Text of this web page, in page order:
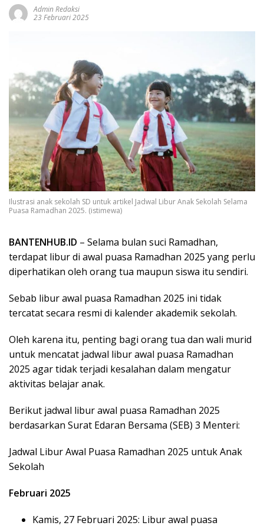
Admin Redaksi
23 Februari 2025
Ilustrasi anak sekolah SD untuk artikel Jadwal Libur Anak Sekolah Selama
Puasa Ramadhan 2025. (istimewa)
BANTENHUB.ID – Selama bulan suci Ramadhan,
terdapat libur di awal puasa Ramadhan 2025 yang perlu
diperhatikan oleh orang tua maupun siswa itu sendiri.
Sebab libur awal puasa Ramadhan 2025 ini tidak
tercatat secara resmi di kalender akademik sekolah.
Oleh karena itu, penting bagi orang tua dan wali murid
untuk mencatat jadwal libur awal puasa Ramadhan
2025 agar tidak terjadi kesalahan dalam mengatur
aktivitas belajar anak.
Berikut jadwal libur awal puasa Ramadhan 2025
berdasarkan Surat Edaran Bersama (SEB) 3 Menteri:
Jadwal Libur Awal Puasa Ramadhan 2025 untuk Anak
Sekolah
Februari 2025
Kamis, 27 Februari 2025: Libur awal puasa